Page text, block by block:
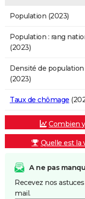
Population (2023)
Population : rang
(2023)
Densité de population
(2023)
Taux de chômage
Combien
Quelle est la
A ne pas
Recevez nos
mail.